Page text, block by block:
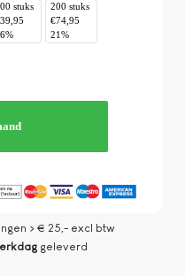
stuks
200 stuks
€74,95
21%
> € 25,- excl btw
geleverd